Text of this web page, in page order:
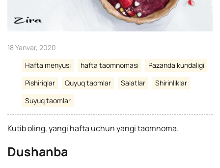
18 Yanvar, 2020
Hafta menyusi
hafta taomnomasi
Pazanda kundaligi
Pishiriqlar
Quyuq taomlar Salatlar
Shirinliklar
Suyuq taomlar
Kutib oling, yangi hafta uchun yangi taomnoma.
Dushanba